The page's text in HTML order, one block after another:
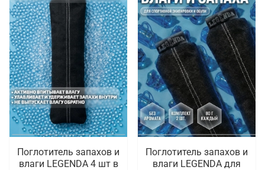
Поглотитель запахов и
влаги LEGENDA 4 шт в
Поглотитель запахов и
влаги LEGENDA для